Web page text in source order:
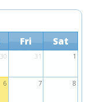
Fri Sat
30 31 1
6 7 8